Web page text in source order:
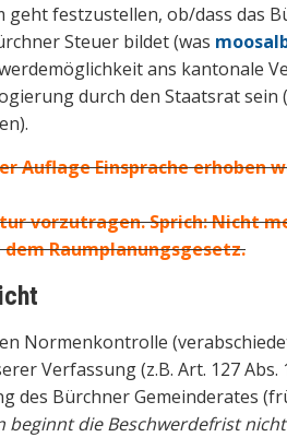
festzustellen, ob/dass das
Steuer bildet (was
ans kantonale
durch den Staatsrat
Auflage Einsprache
vorzutragen. Sprich: Nicht
Raumplanungsgesetz.
Normenkontrolle
Verfassung (z.B. Art. 127
Bürchner Gemeinderates
beginnt die Beschwerdefrist